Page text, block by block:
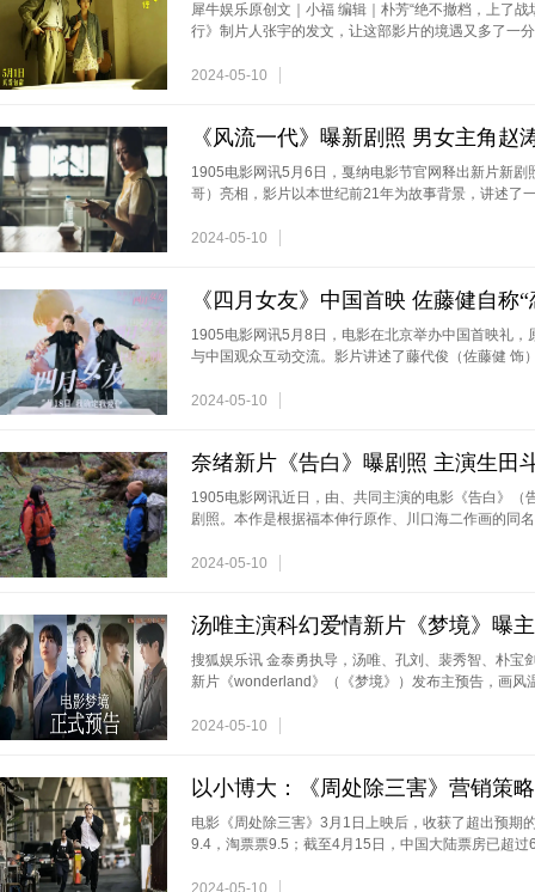
从叛逆青年到平静中年：摇滚丁武软着陆
犀牛娱乐原创文｜小福 编辑｜朴芳“绝不撤档，上了
行》制片人张宇的发文，让这部影片的境遇又多了一
2024-05-10
《风流一代》曝新剧照 男女主角赵
1905电影网讯5月6日，戛纳电影节官网释出新片新剧
哥）亮相，影片以本世纪前21年为故事背景，讲述了
2024-05-10
《四月女友》中国首映 佐藤健自称
1905电影网讯5月8日，电影在北京举办中国首映礼
与中国观众互动交流。影片讲述了藤代俊（佐藤健 饰
2024-05-10
奈绪新片《告白》曝剧照 主演生田
1905电影网讯近日，由、共同主演的电影《告白》（
剧照。本作是根据福本伸行原作、川口海二作画的同
2024-05-10
汤唯主演科幻爱情新片《梦境》曝
搜狐娱乐讯 金泰勇执导，汤唯、孔刘、裴秀智、朴宝
新片《wonderland》（《梦境》）发布主预告，画风
2024-05-10
以小博大：《周处除三害》营销策
电影《周处除三害》3月1日上映后，收获了超出预期
9.4，淘票票9.5；截至4月15日，中国大陆票房已超过
2024-05-10